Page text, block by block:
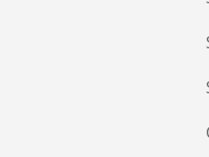
SALTO
SALTO
CHORRO